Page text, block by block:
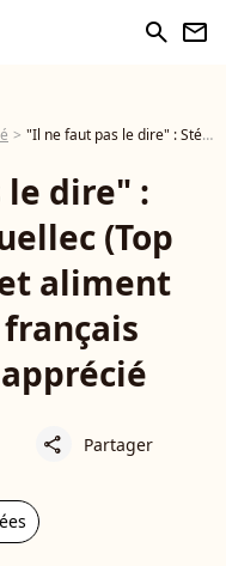
search newsletter
"Il ne faut pas le dire" : Stéphanie Le Quellec (Top Chef) déteste cet aliment typiquement français pourtant très apprécié
dire" :
(Top
aliment
share Partager